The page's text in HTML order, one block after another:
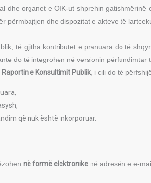
dhe organet e OIK-ut shprehin
përmbajtjen dhe dispozitat e akteve të
të gjitha kontributet e pranuara do të
do të integrohen në versionin përfundimtar
Raportin e Konsultimit Publik , i cili do të
që nuk është inkorporuar.
në formë elektronike në adresën e e-